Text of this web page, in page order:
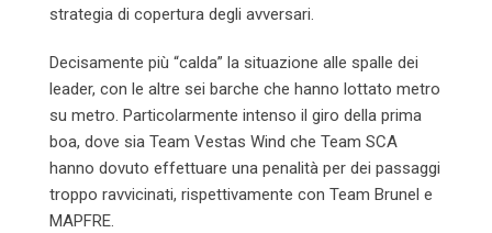
strategia di copertura degli avversari.
Decisamente più “calda” la situazione alle spalle dei
leader, con le altre sei barche che hanno lottato metro
su metro. Particolarmente intenso il giro della prima
boa, dove sia Team Vestas Wind che Team SCA
hanno dovuto effettuare una penalità per dei passaggi
troppo ravvicinati, rispettivamente con Team Brunel e
MAPFRE.